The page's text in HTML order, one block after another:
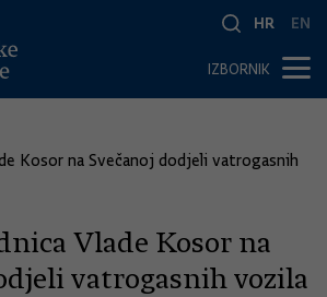
HR EN
IZBORNIK
Kosor na Svečanoj dodjeli vatrogasnih
Vlade Kosor na
vatrogasnih vozila